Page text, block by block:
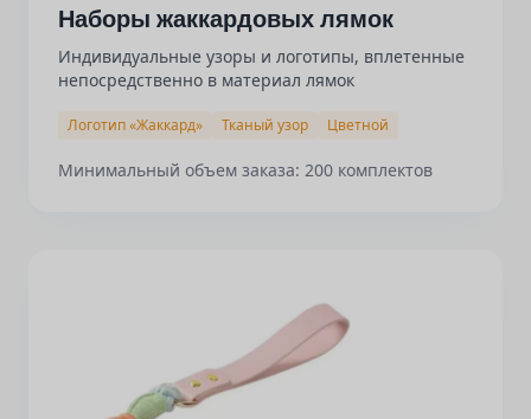
Наборы жаккардовых лямок
Индивидуальные узоры и логотипы, вплетенные
непосредственно в материал лямок
Логотип «Жаккард» Тканый узор Цветной
Минимальный объем заказа: 200 комплектов